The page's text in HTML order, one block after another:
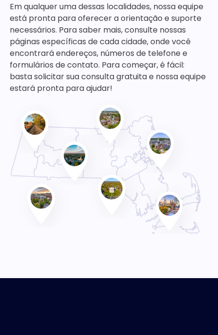
Em qualquer uma dessas localidades, nossa equipe
está pronta para oferecer a orientação e suporte
necessários. Para saber mais, consulte nossas
páginas específicas de cada cidade, onde você
encontrará endereços, números de telefone e
formulários de contato. Para começar, é fácil:
basta solicitar sua consulta gratuita e nossa equipe
estará pronta para ajudar!